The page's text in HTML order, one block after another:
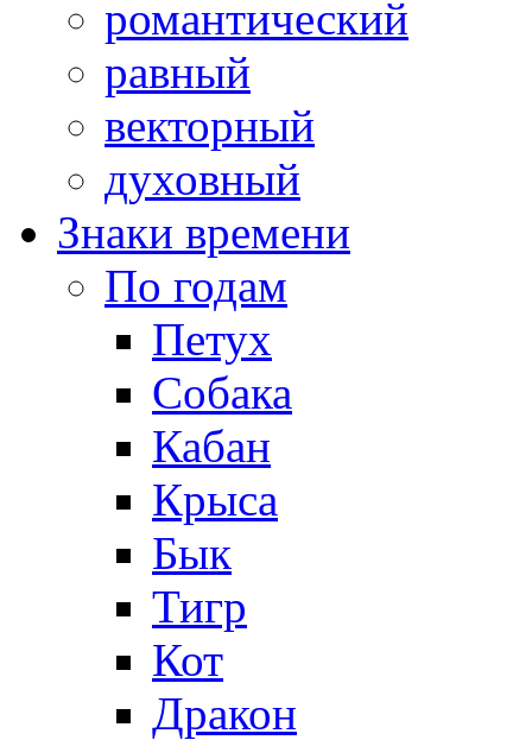
романтический
равный
векторный
духовный
Знаки времени
По годам
Петух
Собака
Кабан
Крыса
Бык
Тигр
Кот
Дракон